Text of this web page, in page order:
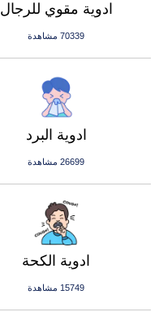
ادوية مقوي للرجال
70339 مشاهدة
ادوية البرد
26699 مشاهدة
ادوية الكحة
15749 مشاهدة